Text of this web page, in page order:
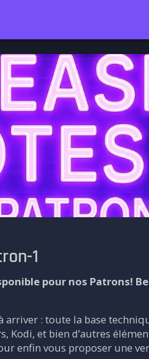
1
pour nos Patrons!
arriver : toute la base
Kodi, et bien d’autres
enfin vous proposer une